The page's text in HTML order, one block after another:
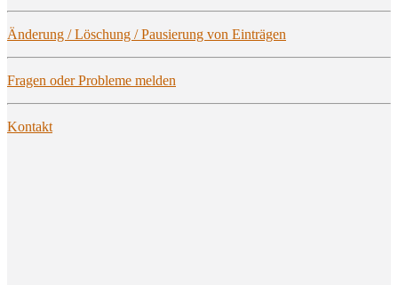
Ände­rung / Löschung / Pau­sie­rung von Einträgen
Fra­gen oder Pro­ble­me melden
Kon­takt